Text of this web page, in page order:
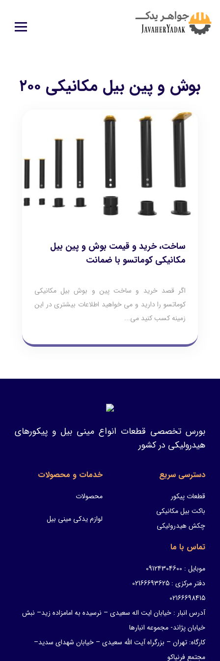
بوش و پین بیل مکانیکی ۲۰۰
ساخت، خرید و قیمت بوش و پین بیل
مکانیکی کوماتسو با ضمانت
اگر قصد خرید و ساخت پین و بوش بیل مکانیکی
کوماتسو را دارید و می خواهید اطلاعات بیشتری در این
زمینه کسب کنید می...
بورس تخصصی قطعات انواع مینی بیل و پیکورهای
هیدرولیکی در کشور
دسترسی سریع
قطعات پیکور
باکت بیل مکانیکی
چکش هیدرولیکی
خدمات و محصولات
محصولات
لوازم یدکی مینی بیل
تماس با ما
موبایل : 09124304600
دفتر مرکزی : 02166693625
02166698415
آدرس انبار : خیابان ایت اله سعیدی – نرسیده به امامزاده زید– نبش
خیابان پژاند- مجموعه انبارها
کارگاه: تهران – بزرگراه آیت الله سعیدی – خیابان شهدای سدید–
مجتمع فرنیاکو